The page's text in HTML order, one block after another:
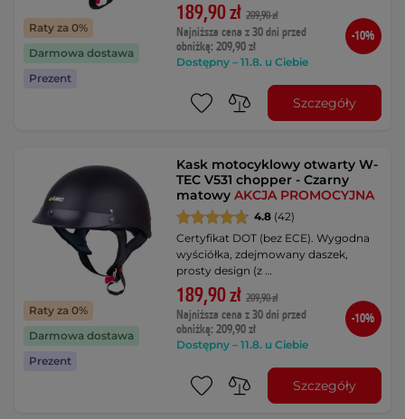
Raty za 0%
Darmowa dostawa
Prezent
189,90 zł 209,90 zł
Najniższa cena z 30 dni przed
obniżką: 209,90 zł
Dostępny – 11.8. u Ciebie
-10%
Szczegóły
Raty za 0%
Darmowa dostawa
Prezent
Kask motocyklowy otwarty W-
TEC V531 chopper - Czarny
matowyAKCJA PROMOCYJNA
4.8 (42)
Certyfikat DOT (bez ECE). Wygodna
wyściółka, zdejmowany daszek,
prosty design (z …
189,90 zł 209,90 zł
Najniższa cena z 30 dni przed
obniżką: 209,90 zł
Dostępny – 11.8. u Ciebie
-10%
Szczegóły